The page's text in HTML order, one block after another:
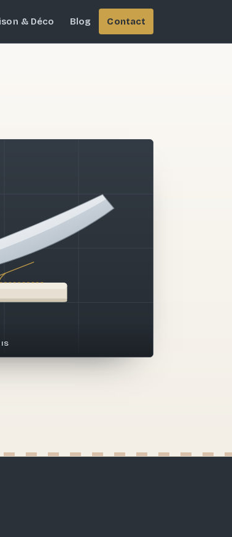
& Déco Blog Contact